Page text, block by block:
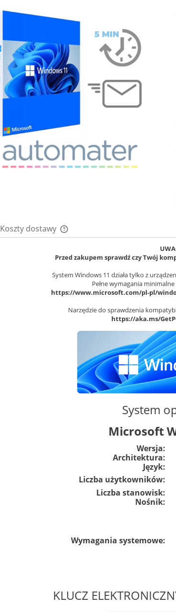
Cena nie
płatności
Koszty dostawy
Cena nie zawiera ewentualnych
płatności
Przed zakupem sprawdź czy Twój
System Windows 11 działa tylko z
Pełne wymagania
https://www.microsoft.com/pl-pl/
Narzędzie do sprawdzenia
https://aka.ms/
System
Microsoft
Wersja:
Architektura:
Język:
Liczba użytkowników:
Liczba stanowisk:
Nośnik:
Wymagania systemowe:
KLUCZ